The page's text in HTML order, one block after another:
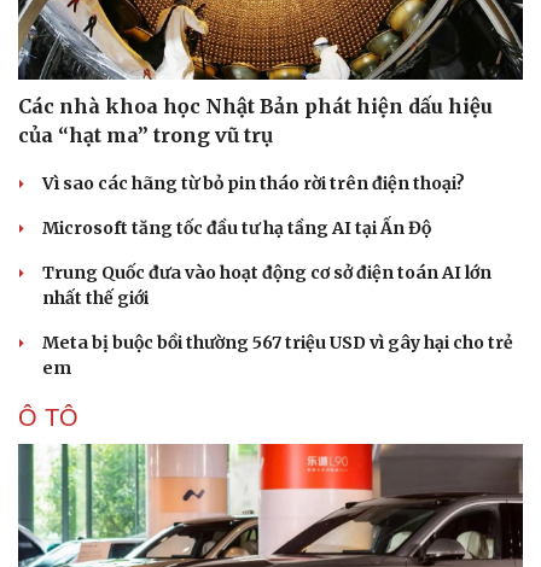
Dinh dưỡng - món ngon
Sản phụ khoa
Nhi khoa
Nam khoa
Làm đẹp - giảm cân
Ăn sạch sống khỏe
Nhà đẹp
Tình yêu - Gia đình
Các nhà khoa học Nhật Bản phát hiện dấu hiệu
của “hạt ma” trong vũ trụ
Vì sao các hãng từ bỏ pin tháo rời trên điện thoại?
Microsoft tăng tốc đầu tư hạ tầng AI tại Ấn Độ
Trung Quốc đưa vào hoạt động cơ sở điện toán AI lớn
nhất thế giới
Meta bị buộc bồi thường 567 triệu USD vì gây hại cho trẻ
em
Ô TÔ